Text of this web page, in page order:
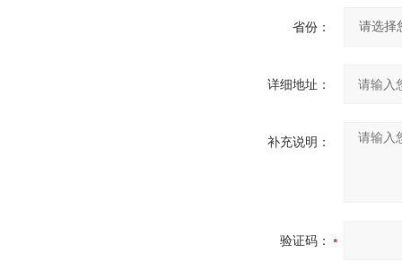
省份：
详细地址：
补充说明：
验证码：